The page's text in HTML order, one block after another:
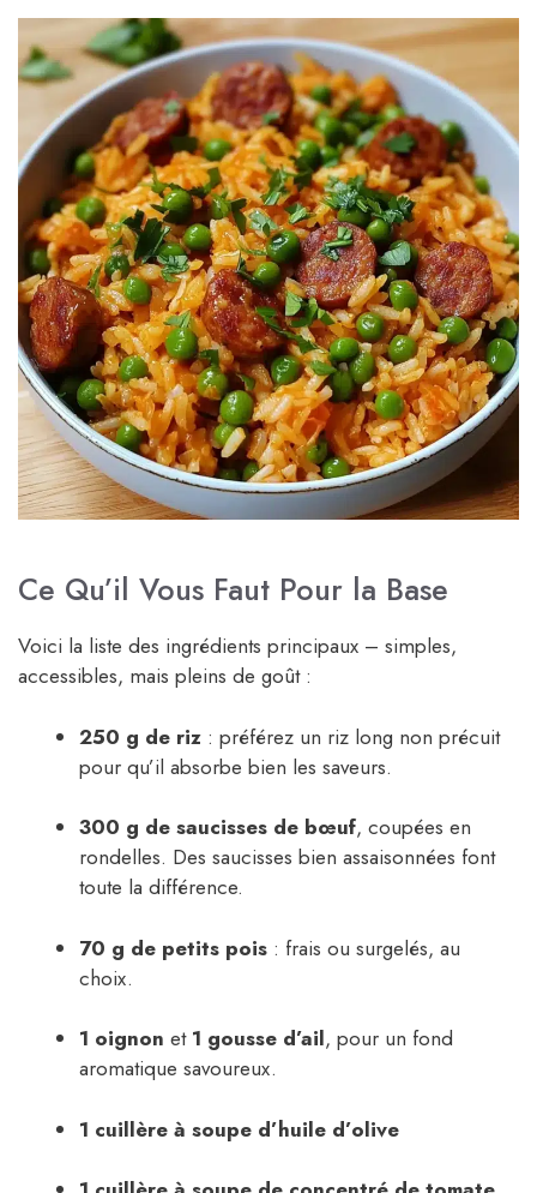
Ce Qu’il Vous Faut Pour la Base
Voici la liste des ingrédients principaux – simples,
accessibles, mais pleins de goût :
250 g de riz : préférez un riz long non précuit
pour qu’il absorbe bien les saveurs.
300 g de saucisses de bœuf, coupées en
rondelles. Des saucisses bien assaisonnées font
toute la différence.
70 g de petits pois : frais ou surgelés, au
choix.
1 oignon et 1 gousse d’ail, pour un fond
aromatique savoureux.
1 cuillère à soupe d’huile d’olive